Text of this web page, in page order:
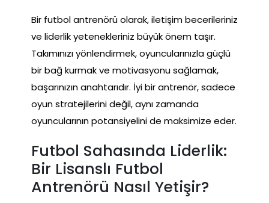
Bir futbol antrenörü olarak, iletişim becerileriniz
ve liderlik yetenekleriniz büyük önem taşır.
Takımınızı yönlendirmek, oyuncularınızla güçlü
bir bağ kurmak ve motivasyonu sağlamak,
başarınızın anahtarıdır. İyi bir antrenör, sadece
oyun stratejilerini değil, aynı zamanda
oyuncularının potansiyelini de maksimize eder.
Futbol Sahasında Liderlik:
Bir Lisanslı Futbol
Antrenörü Nasıl Yetişir?